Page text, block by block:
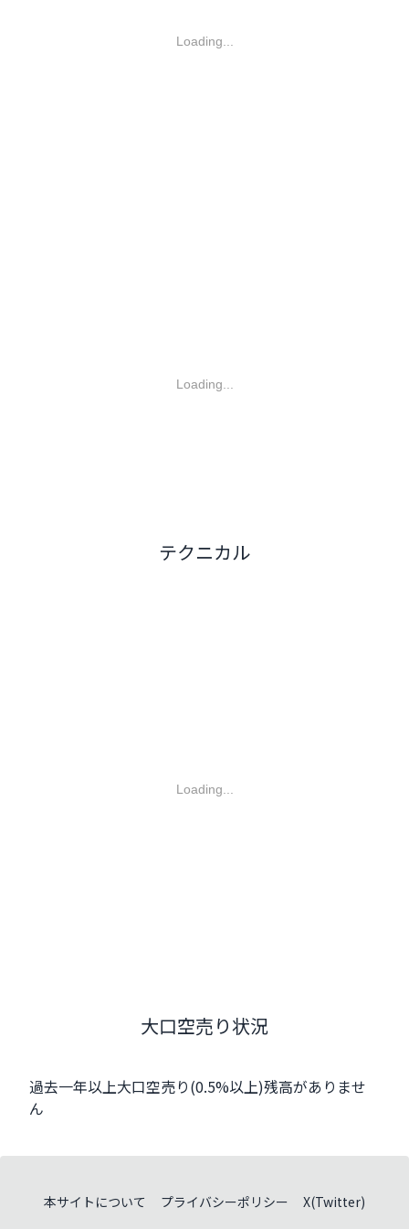
Loading...
Loading...
テクニカル
Loading...
大口空売り状況
過去一年以上大口空売り(0.5%以上)残高がありませ
ん
本サイトについて プライバシーポリシー X(Twitter)